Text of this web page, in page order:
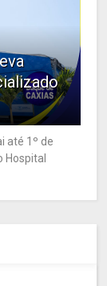
até 1º de
Hospital